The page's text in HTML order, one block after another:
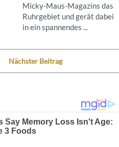
Micky‑Maus‑Magazins das
Ruhrgebiet und gerät dabei
in ein spannendes ...
Nächster Beitrag